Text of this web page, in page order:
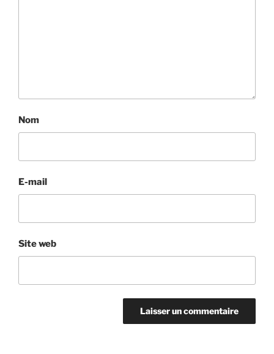
Nom
E-mail
Site web